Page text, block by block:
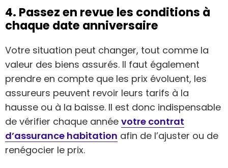
4. Passez en revue les conditions à
chaque date anniversaire
Votre situation peut changer, tout comme la
valeur des biens assurés. Il faut également
prendre en compte que les prix évoluent, les
assureurs peuvent revoir leurs tarifs à la
hausse ou à la baisse. Il est donc indispensable
de vérifier chaque année votre contrat
d’assurance habitation afin de l’ajuster ou de
renégocier le prix.